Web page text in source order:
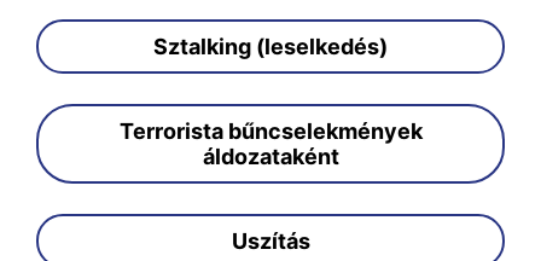
Sztalking (leselkedés)
Terrorista bűncselekmények
áldozataként
Uszítás